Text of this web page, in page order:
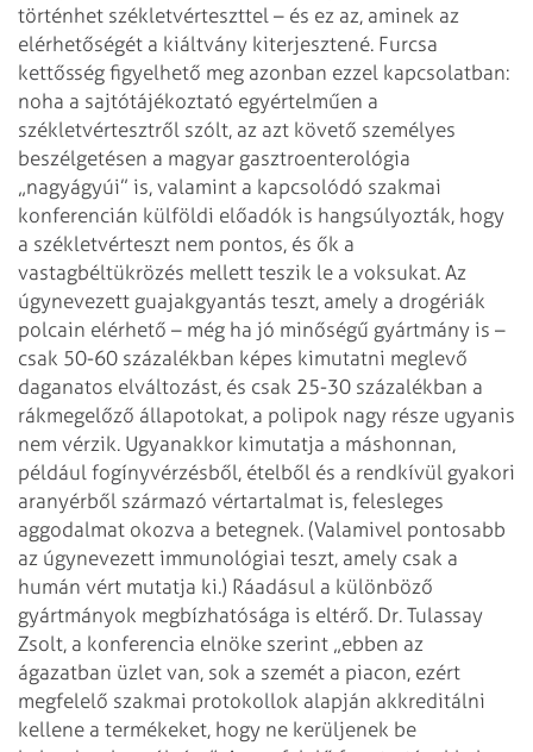
történhet székletvérteszttel – és ez az, aminek az
elérhetőségét a kiáltvány kiterjesztené. Furcsa
kettősség figyelhető meg azonban ezzel kapcsolatban:
noha a sajtótájékoztató egyértelműen a
székletvértesztről szólt, az azt követő személyes
beszélgetésen a magyar gasztroentero­lógia
„nagyágyúi” is, valamint a kapcsolódó szakmai
konferencián külföldi előadók is hangsúlyozták, hogy
a székletvérteszt nem pontos, és ők a
vastagbéltükrözés mellett teszik le a voksukat. Az
úgynevezett guajakgyantás teszt, amely a drogériák
polcain elérhető – még ha jó minőségű gyártmány is –
csak 50-60 százalékban képes kimutatni meglevő
daganatos elváltozást, és csak 25-30 százalékban a
rákmegelőző állapotokat, a polipok nagy része ugyanis
nem vérzik. Ugyanakkor kimutatja a máshonnan,
például fogínyvérzésből, ételből és a rendkívül gyakori
aranyérből származó vértartalmat is, felesleges
aggodalmat okozva a betegnek. (Valamivel pontosabb
az úgynevezett immunológiai teszt, amely csak a
humán vért mutatja ki.) Ráadásul a különböző
gyártmányok megbízhatósága is eltérő. Dr. Tulassay
Zsolt, a konferencia elnöke szerint „ebben az
ágazatban üzlet van, sok a szemét a piacon, ezért
megfelelő szakmai protokollok alapján akkreditálni
kellene a termékeket, hogy ne kerüljenek be